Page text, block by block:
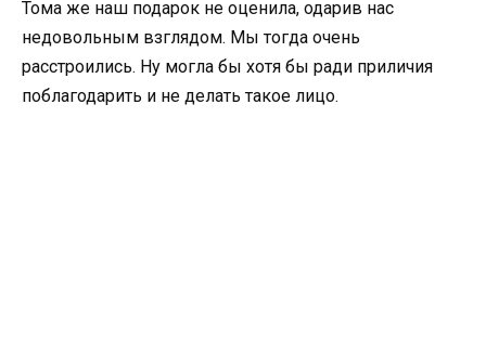
Тома же наш подарок не оценила, одарив нас
недовольным взглядом. Мы тогда очень
расстроились. Ну могла бы хотя бы ради приличия
поблагодарить и не делать такое лицо.